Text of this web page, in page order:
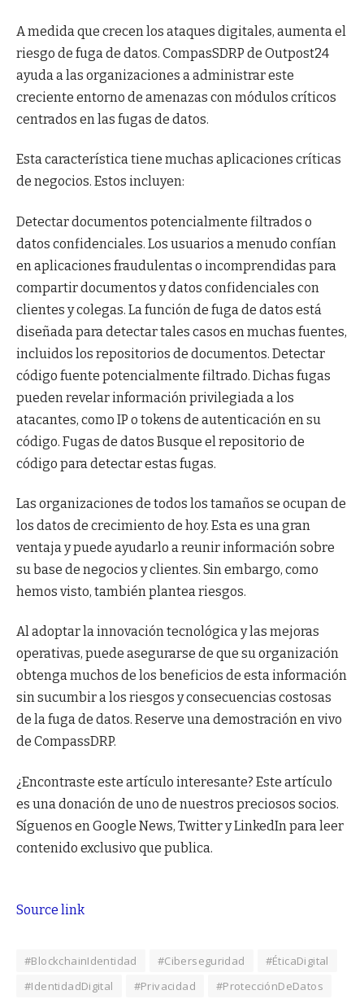
A medida que crecen los ataques digitales, aumenta el
riesgo de fuga de datos. CompasSDRP de Outpost24
ayuda a las organizaciones a administrar este
creciente entorno de amenazas con módulos críticos
centrados en las fugas de datos.
Esta característica tiene muchas aplicaciones críticas
de negocios. Estos incluyen:
Detectar documentos potencialmente filtrados o
datos confidenciales. Los usuarios a menudo confían
en aplicaciones fraudulentas o incomprendidas para
compartir documentos y datos confidenciales con
clientes y colegas. La función de fuga de datos está
diseñada para detectar tales casos en muchas fuentes,
incluidos los repositorios de documentos. Detectar
código fuente potencialmente filtrado. Dichas fugas
pueden revelar información privilegiada a los
atacantes, como IP o tokens de autenticación en su
código. Fugas de datos Busque el repositorio de
código para detectar estas fugas.
Las organizaciones de todos los tamaños se ocupan de
los datos de crecimiento de hoy. Esta es una gran
ventaja y puede ayudarlo a reunir información sobre
su base de negocios y clientes. Sin embargo, como
hemos visto, también plantea riesgos.
Al adoptar la innovación tecnológica y las mejoras
operativas, puede asegurarse de que su organización
obtenga muchos de los beneficios de esta información
sin sucumbir a los riesgos y consecuencias costosas
de la fuga de datos. Reserve una demostración en vivo
de CompassDRP.
¿Encontraste este artículo interesante? Este artículo
es una donación de uno de nuestros preciosos socios.
Síguenos en Google News, Twitter y LinkedIn para leer
contenido exclusivo que publica.
Source link
#BlockchainIdentidad #Ciberseguridad
#ÉticaDigital
#IdentidadDigital
#Privacidad #ProtecciónDeDatos